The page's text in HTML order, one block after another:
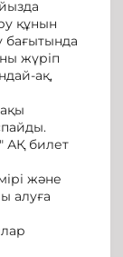
құнын
бағытында
жүріп
ақ,
АҚ билет
және
алуға